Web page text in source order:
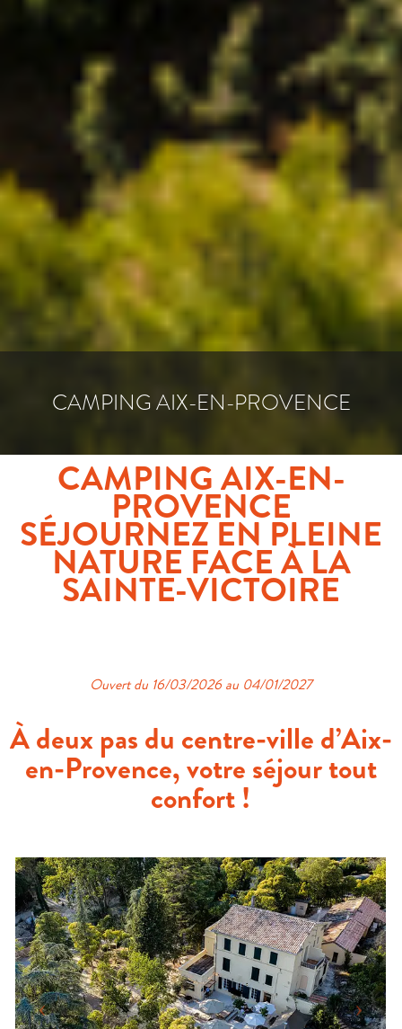
CAMPING AIX-EN-PROVENCE
CAMPING AIX-EN-
PROVENCE
SÉJOURNEZ EN PLEINE
NATURE FACE À LA
SAINTE-VICTOIRE
Ouvert du 16/03/2026 au 04/01/2027
À deux pas du centre-ville d’Aix-
en-Provence, votre séjour tout
confort !